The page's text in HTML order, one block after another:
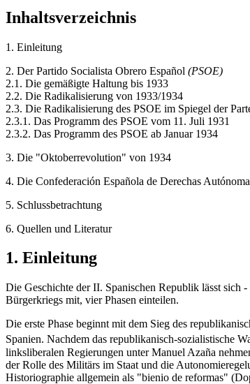
Inhaltsverzeichnis
1. Einleitung
2. Der Partido Socialista Obrero Español (PSOE)
2.1. Die gemäßigte Haltung bis 1933
2.2. Die Radikalisierung von 1933/1934
2.3. Die Radikalisierung des PSOE im Spiegel der
2.3.1. Das Programm des PSOE vom 11. Juli 1931
2.3.2. Das Programm des PSOE ab Januar 1934
3. Die "Oktoberrevolution" von 1934
4. Die Confederación Española de Derechas
5. Schlussbetrachtung
6. Quellen und Literatur
1. Einleitung
Die Geschichte der II. Spanischen Republik lässt sich
Bürgerkriegs mit, vier Phasen einteilen.
Die erste Phase beginnt mit dem Sieg des
Spanien. Nachdem das republikanisch-sozialistische
linksliberalen Regierungen unter Manuel Azaña
der Rolle des Militärs im Staat und die
Historiographie allgemein als "bienio de reformas"